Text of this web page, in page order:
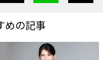
めの記事